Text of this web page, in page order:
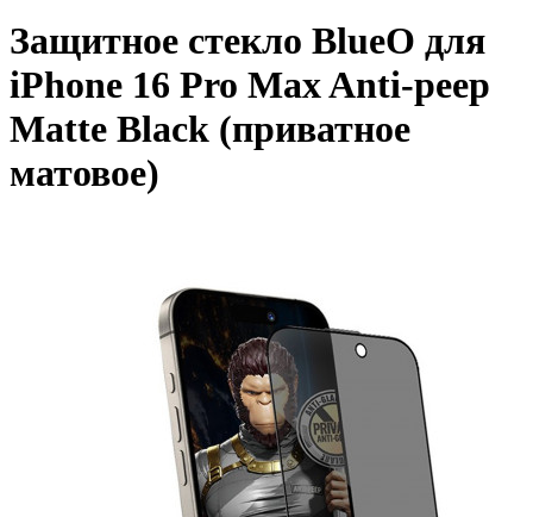
Защитное стекло BlueO для
iPhone 16 Pro Max Anti-peep
Matte Black (приватное
матовое)